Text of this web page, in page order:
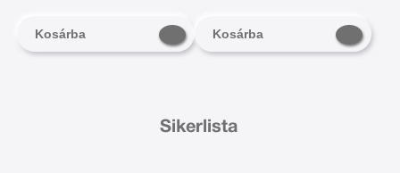
Kosárba Kosárba
Sikerlista